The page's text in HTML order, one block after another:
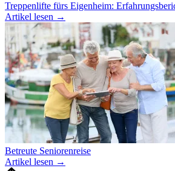
Treppenlifte fürs Eigenheim:
Artikel lesen →
Betreute Seniorenreise
Artikel lesen →